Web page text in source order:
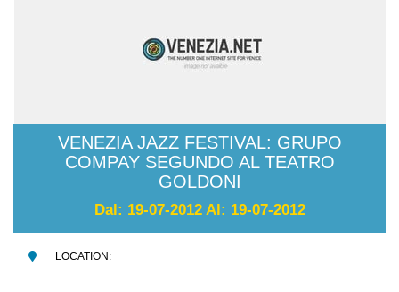
VENEZIA JAZZ FESTIVAL: GRUPO
COMPAY SEGUNDO AL TEATRO
GOLDONI
Dal: 19-07-2012 Al: 19-07-2012
LOCATION: